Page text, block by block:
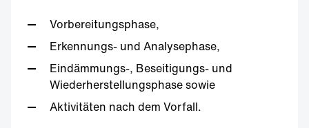
Vorbereitungsphase,
Erkennungs- und Analysephase,
Eindämmungs-, Beseitigungs- und
Wiederherstellungsphase sowie
Aktivitäten nach dem Vorfall.